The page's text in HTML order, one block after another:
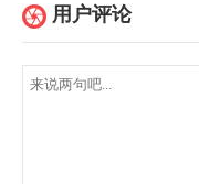
用户评论